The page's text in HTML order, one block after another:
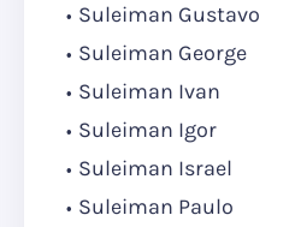
Suleiman Gustavo
Suleiman George
Suleiman Ivan
Suleiman Igor
Suleiman Israel
Suleiman Paulo